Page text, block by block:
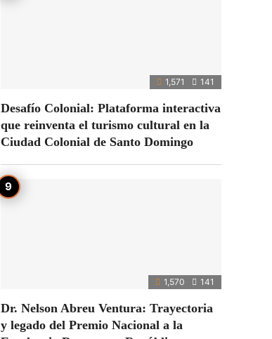
1,571 141
Desafío Colonial: Plataforma interactiva
que reinventa el turismo cultural en la
Ciudad Colonial de Santo Domingo
1,570 141
Dr. Nelson Abreu Ventura: Trayectoria
y legado del Premio Nacional a la